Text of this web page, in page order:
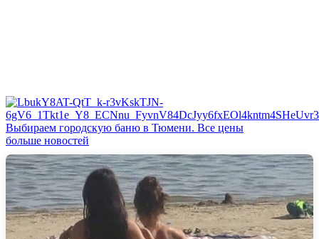
Выбираем городскую баню в Тюмени. Все цены
больше новостей